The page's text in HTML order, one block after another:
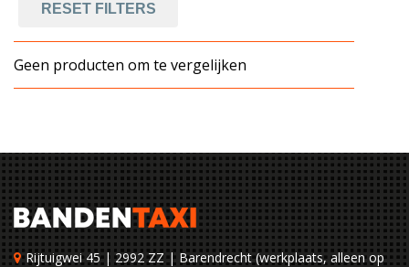
RESET FILTERS
Geen producten om te vergelijken
Rijtuigwei 45 | 2992 ZZ | Barendrecht (werkplaats, alleen op